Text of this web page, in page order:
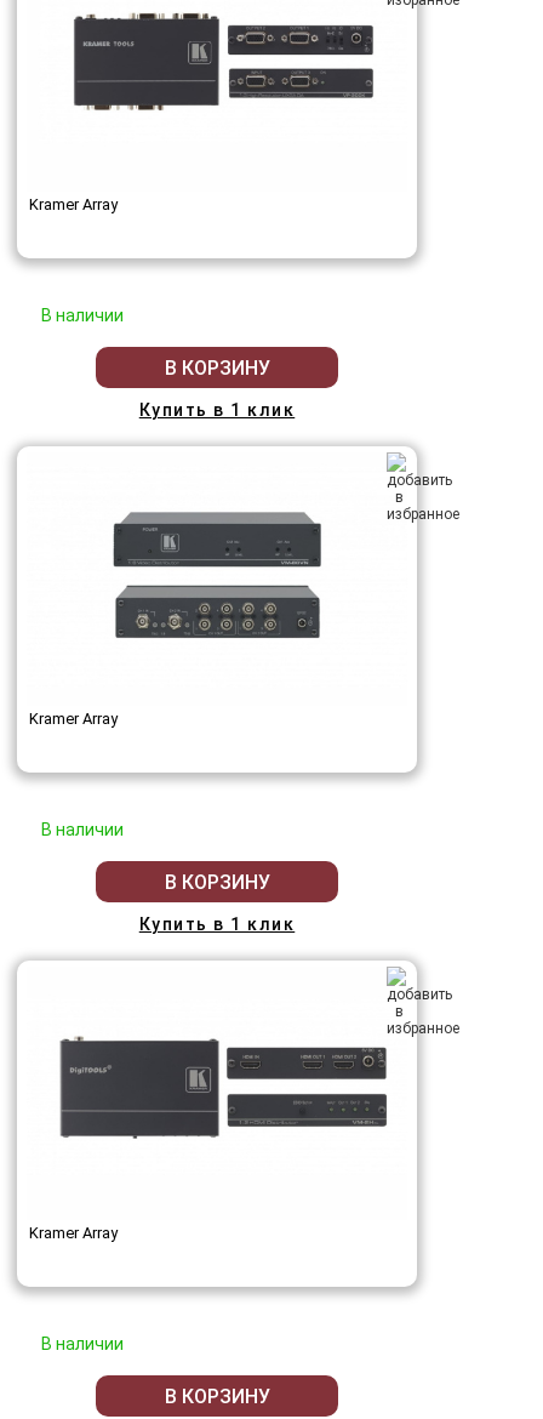
Kramer Array
В наличии
В КОРЗИНУ
Купить в 1 клик
Kramer Array
В наличии
В КОРЗИНУ
Купить в 1 клик
Kramer Array
В наличии
В КОРЗИНУ